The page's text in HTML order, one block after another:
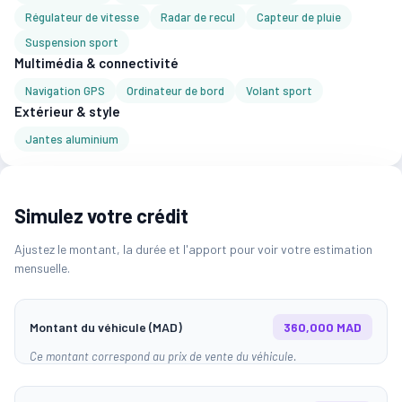
Régulateur de vitesse Radar de recul
Capteur de pluie
Suspension sport
Multimédia & connectivité
Navigation GPS Ordinateur de bord Volant sport
Extérieur & style
Jantes aluminium
Simulez votre crédit
Ajustez le montant, la durée et l'apport pour voir votre estimation
mensuelle.
Montant du véhicule (MAD) 360,000 MAD
Ce montant correspond au prix de vente du véhicule.